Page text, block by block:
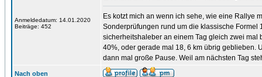
Anmeldedatum: 14.01.2020
Beiträge: 452
Es kotzt mich an wenn ich sehe, wie eine Rallye
Sonderprüfungen rund um die klassische Formel
sicherheitshaleber an einem Tag gleich zwei mal
40%, oder gerade mal 18, 6 km übrig geblieben.
dann mal große Pause. Weil am nächsten Tag
Nach oben